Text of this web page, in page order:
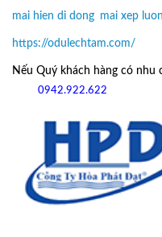
mai hien di dong mai xep
https://odulechtam.com/
Nếu Quý khách hàng có nhu
0942.922.622